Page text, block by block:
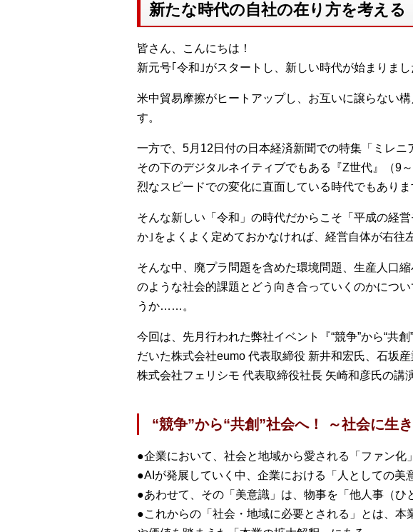
新たな時代の自社の在り方を考える
皆さん、こんにちは！
新元号｢令和｣がスタートし、新しい時代が始まりまし
米中貿易摩擦がヒートアップし、お互いに譲らない
す。
一方で、5月12日付の日本経済新聞での特集「ミレ
その下のデジタルネイティブでもある『Z世代』（9
烈なスピードでの変化に直面している時代でもありま
そんな新しい「令和」の時代だからこそ「平成の経
か｣をよくよく定めておかなければ、経営自体が右往
そんな中、廃プラ問題を含めた環境問題、生産人口
のような社会的課題とどう向き合っていくのかにつ
うか……。
今回は、先月行われた弊社イベント『“競争”から“共
だいた株式会社eumo 代表取締役 新井和宏氏、石坂
株式会社フェリシモ 代表取締役社長 矢崎和彦氏の講
“競争”から“共創”社会へ！ ～社会に生
●企業において、社会と地域から愛される「ファン化
●AIが発展していく中、企業における「人としての美
●あわせて、その「美意識」は、物事を「他人事（
●これからの「社会・地域に必要とされる」とは、